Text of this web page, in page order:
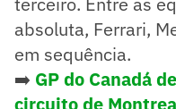
absoluta, Ferrari,
em sequência.
➡️ GP do Canadá